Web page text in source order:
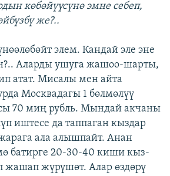
көбөйүүсүнө эмне себеп,
же?..
элем. Кандай эле эне
Аларды ушуга жашоо-шарты,
атат. Мисалы мен айта
Москвадагы 1 бөлмөлүү
70 миң рубль. Мындай акчаны
иштесе да таппаган кыздар
ала алышпайт. Анан
батирге 20-30-40 киши кыз-
жашап жүрүшөт. Алар өздөрү